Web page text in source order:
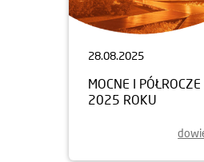
28.08.2025
MOCNE I PÓŁROCZE
2025 ROKU